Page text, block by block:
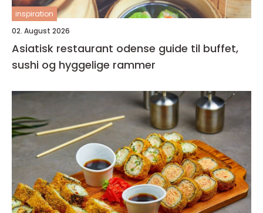
inspiration
02. August 2026
Asiatisk restaurant odense guide til buffet,
sushi og hyggelige rammer